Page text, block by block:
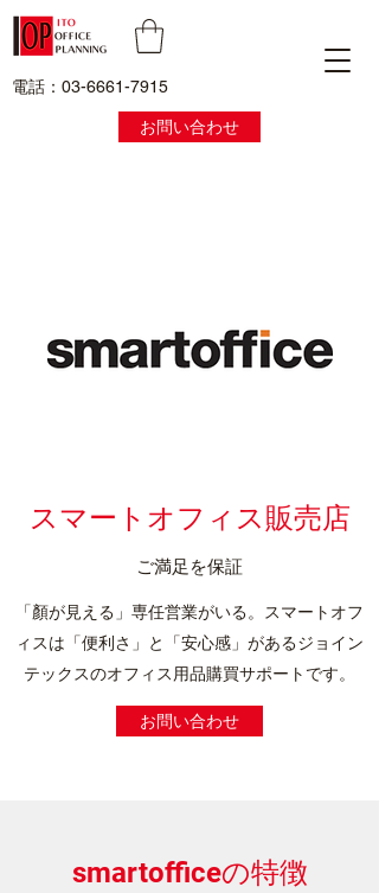
電話：03-6661-7915
お問い合わせ
スマートオフィス販売店
ご満足を保証
「顏が見える」専任営業がいる。スマートオフ
ィスは「便利さ」と「安心感」があるジョイン
テックスのオフィス用品購買サポートです。
お問い合わせ
smartofficeの特徴